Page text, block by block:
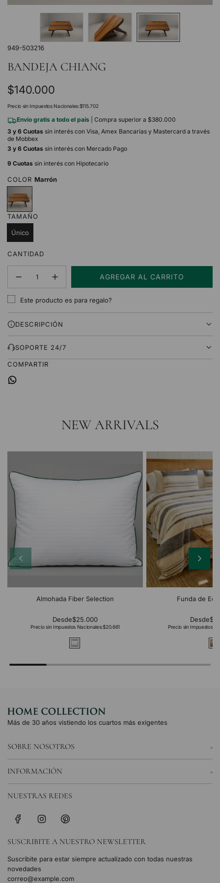
949-503216
BANDEJA CHIANG
Precio
regular
$140.000
Precio sin Impuestos Nacionales:$115.702
Envío gratis a todo el país
| Compra superior a $380.000
3 y 6 Cuotas sin interés con Visa, Amex Bancarias y Mastercard a través
de Mobbex
3 y 6 Cuotas sin interés con Mercado Pago
9 Cuotas sin interés con Hipotecario
COLOR Marrón
a
r
r
ó
n
TAMAÑO
Único
CANTIDAD
AGREGAR AL CARRITO
C
G
N
O
Este producto es para regalo?
DESCRIPCIÓN
SOPORTE 24/7
COMPARTIR
NEW ARRIVALS
Almohada Fiber Selection
Desde$25.000
Precio sin Impuestos Nacionales:$20.661
Funda de
Desde
Precio sin Impuestos
Más de 30 años vistiendo los cuartos más exigentes
SOBRE NOSOTROS
INFORMACIÓN
SUSCRIBITE A NUESTRO NEWSLETTER
Suscribite para estar siempre actualizado con todas nuestras
novedades
NUESTRAS REDES